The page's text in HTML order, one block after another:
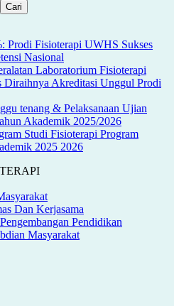
Cari
Prodi Fisioterapi UWHS Sukses
Nasional
Laboratorium Fisioterapi
Diraihnya Akreditasi Unggul Prodi
tenang & Pelaksanaan Ujian
Akademik 2025/2026
Studi Fisioterapi Program
2025 2026
Dan Kerjasama
Pendidikan
Masyarakat